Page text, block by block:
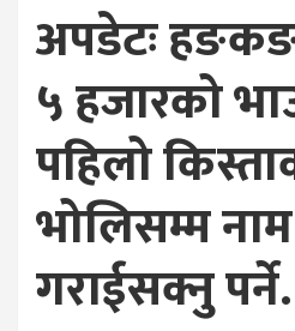
अपडेटः
५ हजारको
पहिलो
भोलिसम्म नाम
गराईसक्नु